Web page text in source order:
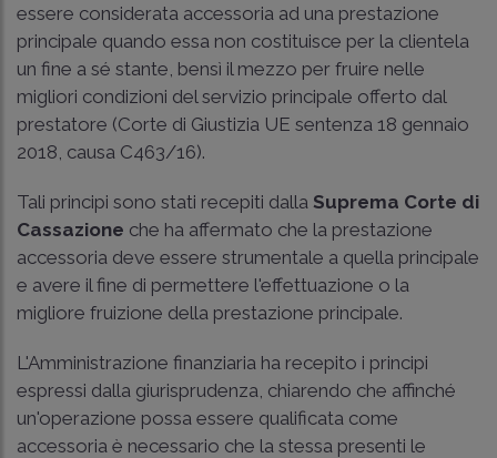
essere considerata accessoria ad una prestazione
principale quando essa non costituisce per la clientela
un fine a sé stante, bensì il mezzo per fruire nelle
migliori condizioni del servizio principale offerto dal
prestatore (Corte di Giustizia UE sentenza 18 gennaio
2018, causa C463/16).
Tali principi sono stati recepiti dalla Suprema Corte di
Cassazione che ha affermato che la prestazione
accessoria deve essere strumentale a quella principale
e avere il fine di permettere l'effettuazione o la
migliore fruizione della prestazione principale.
L'Amministrazione finanziaria ha recepito i principi
espressi dalla giurisprudenza, chiarendo che affinché
un'operazione possa essere qualificata come
accessoria è necessario che la stessa presenti le